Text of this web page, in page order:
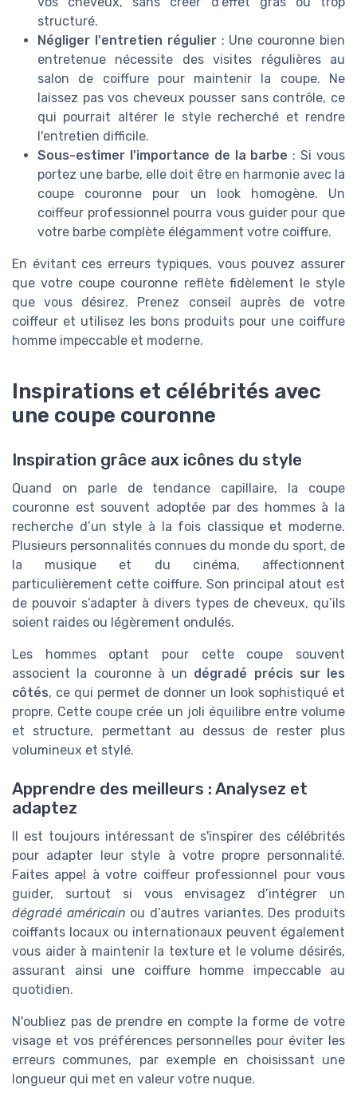
structuré.
Négliger l'entretien régulier: Une couronne bien
entretenue nécessite des visites régulières au
salon de coiffure pour maintenir la coupe. Ne
laissez pas vos cheveux pousser sans contrôle, ce
qui pourrait altérer le style recherché et rendre
l'entretien difficile.
Sous-estimer l'importance de la barbe : Si vous
portez une barbe, elle doit être en harmonie avec la
coupe couronne pour un look homogène. Un
coiffeur professionnel pourra vous guider pour que
votre barbe complète élégamment votre coiffure.
En évitant ces erreurs typiques, vous pouvez assurer
que votre coupe couronne reflète fidèlement le style
que vous désirez. Prenez conseil auprès de votre
coiffeur et utilisez les bons produits pour une coiffure
homme impeccable et moderne.
Inspirations et célébrités avec
une coupe couronne
Inspiration grâce aux icônes du style
Quand on parle de tendance capillaire, la coupe
couronne est souvent adoptée par des hommes à la
recherche d’un style à la fois classique et moderne.
Plusieurs personnalités connues du monde du sport, de
la musique et du cinéma, affectionnent
particulièrement cette coiffure. Son principal atout est
de pouvoir s’adapter à divers types de cheveux, qu’ils
soient raides ou légèrement ondulés.
Les hommes optant pour cette coupe souvent
associent la couronne à un dégradé précis sur les
côtés, ce qui permet de donner un look sophistiqué et
propre. Cette coupe crée un joli équilibre entre volume
et structure, permettant au dessus de rester plus
volumineux et stylé.
Apprendre des meilleurs : Analysez et
adaptez
Il est toujours intéressant de s'inspirer des célébrités
pour adapter leur style à votre propre personnalité.
Faites appel à votre coiffeur professionnel pour vous
guider, surtout si vous envisagez d’intégrer un
dégradé américain ou d’autres variantes. Des produits
coiffants locaux ou internationaux peuvent également
vous aider à maintenir la texture et le volume désirés,
assurant ainsi une coiffure homme impeccable au
quotidien.
N'oubliez pas de prendre en compte la forme de votre
visage et vos préférences personnelles pour éviter les
erreurs communes, par exemple en choisissant une
longueur qui met en valeur votre nuque.